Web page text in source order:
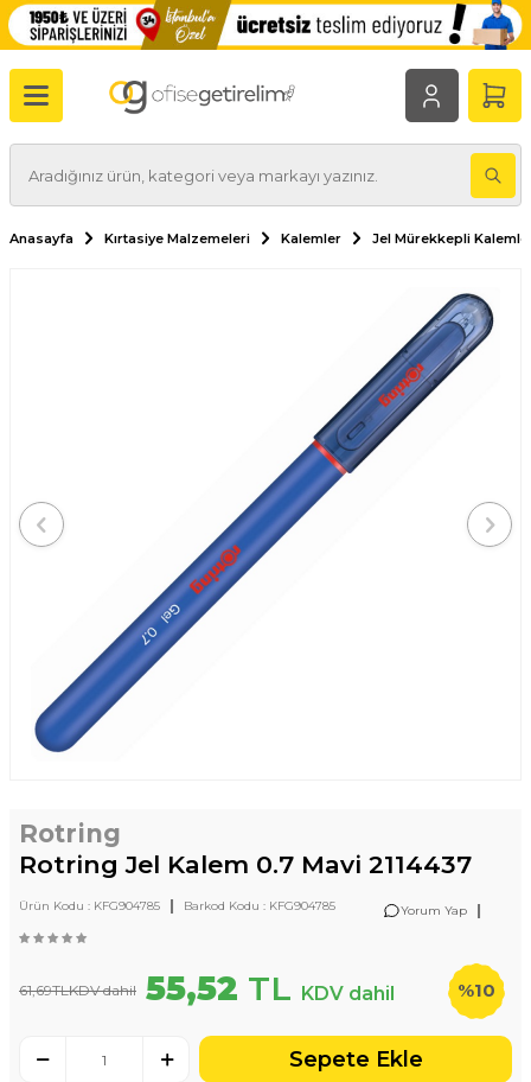
Anasayfa Kırtasiye Malzemeleri Kalemler Jel Mürekkepli
Rotring Jel Kalem 0.7 Mavi 2114437
Rotring
Ürün Kodu : KFG904785 | Barkod Kodu : KFG904785 Yorum Yap |
61,69TLKDV dahil 55,52 TL KDV dahil %10
Sepete Ekle